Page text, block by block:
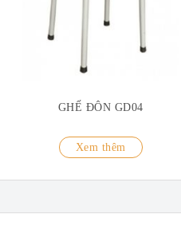
GHẾ ĐÔN GD04
Xem thêm